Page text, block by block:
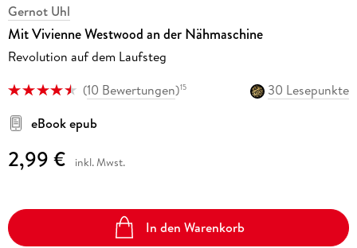
Gernot Uhl
Mit Vivienne Westwood an der Nähmaschine
Revolution auf dem Laufsteg
(10 Bewertungen)15
30 Lesepunkte
eBook epub
2,99 € inkl. Mwst.
In den Warenkorb